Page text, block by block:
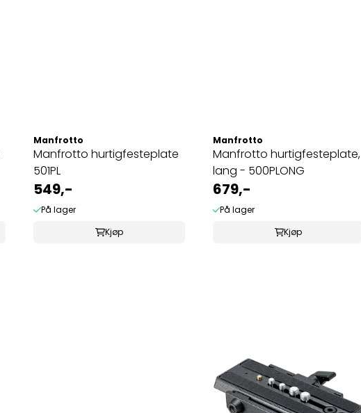
Manfrotto
Manfrotto hurtigfesteplate
501PL
549,-
På lager
Kjøp
Manfrotto
Manfrotto hurtigfesteplate,
lang - 500PLONG
679,-
På lager
Kjøp